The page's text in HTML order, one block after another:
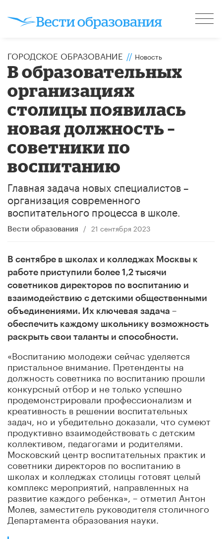
ГОРОДСКОЕ ОБРАЗОВАНИЕ // Новость
В образовательных
организациях
столицы появилась
новая должность –
советники по
воспитанию
Главная задача новых специалистов –
организация современного
воспитательного процесса в школе.
Вести образования / 21 сентября 2023
В сентябре в школах и колледжах Москвы к
работе приступили более 1,2 тысячи
советников директоров по воспитанию и
взаимодействию с детскими общественными
объединениями. Их ключевая задача –
обеспечить каждому школьнику возможность
раскрыть свои таланты и способности.
«Воспитанию молодежи сейчас уделяется
пристальное внимание. Претенденты на
должность советника по воспитанию прошли
конкурсный отбор и не только успешно
продемонстрировали профессионализм и
креативность в решении воспитательных
задач, но и убедительно доказали, что сумеют
продуктивно взаимодействовать с детским
коллективом, педагогами и родителями.
Московский центр воспитательных практик и
советники директоров по воспитанию в
школах и колледжах столицы готовят целый
комплекс мероприятий, направленных на
развитие каждого ребенка», – отметил Антон
Молев, заместитель руководителя столичного
Департамента образования науки.